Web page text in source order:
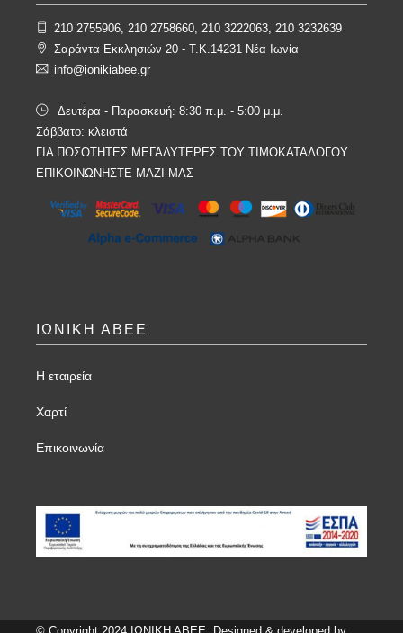
210 2755906, 210 2758660, 210 3222063, 210 3232639
Σαράντα Εκκλησιών 20 - T.K.14231 Νέα Ιωνία
info@ionikiabee.gr
Δευτέρα - Παρασκευή: 8:30 π.μ. - 5:00 μ.μ.
Σάββατο: κλειστά
ΓΙΑ ΠΟΣΟΤΗΤΕΣ ΜΕΓΑΛΥΤΕΡΕΣ ΤΟΥ ΤΙΜΟΚΑΤΑΛΟΓΟΥ
ΕΠΙΚΟΙΝΩΝΗΣΤΕ ΜΑΖΙ ΜΑΣ
ΙΩΝΙΚΗ ΑΒΕΕ
Η εταιρεία
Χαρτί
Επικοινωνία